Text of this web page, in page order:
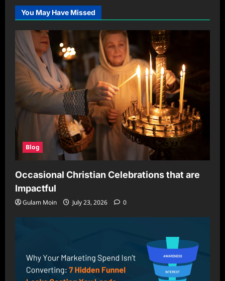
You May Have Missed
Blog
Occasional Christian Celebrations that are
Impactful
Gulam Moin July 23, 2026 0